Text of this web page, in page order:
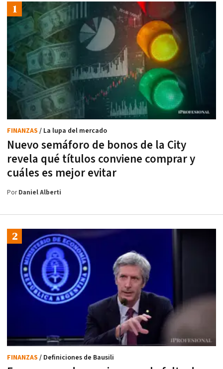
Nuevo semáforo de bonos de la City
revela qué títulos conviene comprar y
cuáles es mejor evitar
FINANZAS / La lupa del mercado
PorDaniel Alberti
FINANZAS / Definiciones de Bausili